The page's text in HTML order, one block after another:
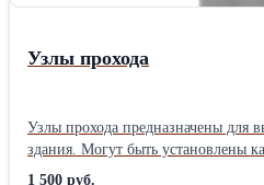
Узлы прохода
Узлы прохода предназначены для
здания. Могут быть установлены
стаканы, так и непосредственно на
1 500 руб.